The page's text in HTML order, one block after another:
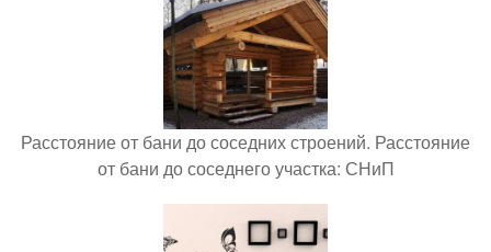
Расстояние от бани до соседних строений. Расстояние
от бани до соседнего участка: СНиП